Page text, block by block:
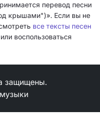
перевод песни
крышами")». Если вы не
все тексты песен
или воспользоваться
защищены.